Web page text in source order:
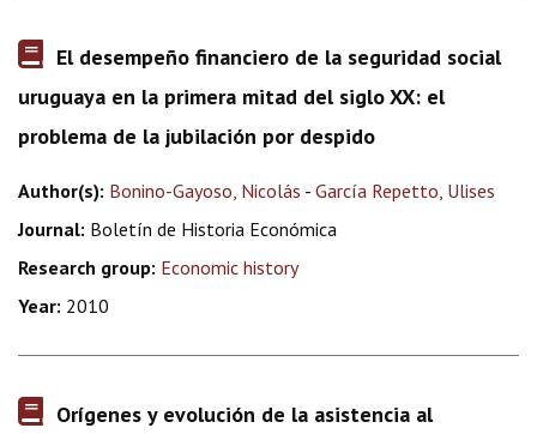
El desempeño financiero de la seguridad social
uruguaya en la primera mitad del siglo XX: el
problema de la jubilación por despido
Author(s): Bonino-Gayoso, Nicolás - García Repetto, Ulises
Journal: Boletín de Historia Económica
Research group: Economic history
Year: 2010
Orígenes y evolución de la asistencia al